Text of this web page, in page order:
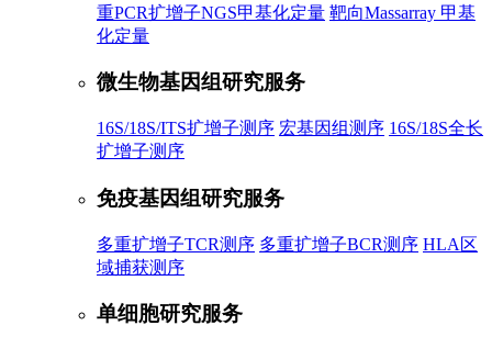
重PCR扩增子NGS甲基化定量 靶向Massarray 甲基
化定量
微生物基因组研究服务
16S/18S/ITS扩增子测序 宏基因组测序 16S/18S全长
扩增子测序
免疫基因组研究服务
多重扩增子TCR测序 多重扩增子BCR测序 HLA区
域捕获测序
单细胞研究服务